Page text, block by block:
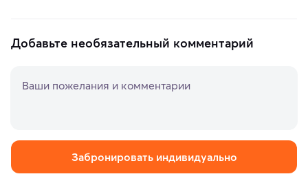
Добавьте необязательный комментарий
Ваши пожелания и комментарии
Забронировать индивидуально